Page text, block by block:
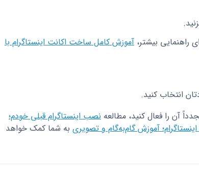
راهنمایی بیشتر، آموزش کامل ساخت اکانت اینستاگرام با
انتخاب کنید.
آن را فعال کنید، مطالعه نصب اینستاگرام قبلی خودم؛
آموزش گام‌به‌گام و تصویری به شما کمک خواهد